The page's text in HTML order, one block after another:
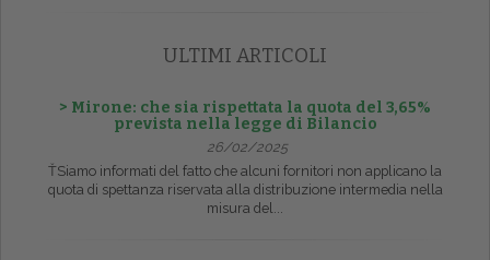
ULTIMI ARTICOLI
> Mirone: che sia rispettata la quota del 3,65%
prevista nella legge di Bilancio
26/02/2025
ŤSiamo informati del fatto che alcuni fornitori non applicano la
quota di spettanza riservata alla distribuzione intermedia nella
misura del...